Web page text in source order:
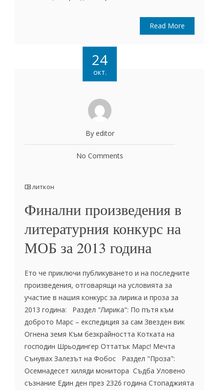
Read More
24
окт.
By editor
No Comments
литкон
Финални произведения в
литературния конкурс на
МОБ за 2013 година
Ето че приключи публикуването и на последните
произведения, отговарящи на условията за
участие в нашия конкурс за лирика и проза за
2013 година: Раздел "Лирика": По пътя към
доброто Марс – експедиция за сам Звезден вик
Огнена земя Към безкрайността Котката на
господин Шрьодингер Оттатък Марс! Мечта
Сънувах Залезът на Фобос Раздел "Проза":
Осемнадесет хиляди монитора Съдба Уловено
съзнание Един ден през 2326 година Стопаджията